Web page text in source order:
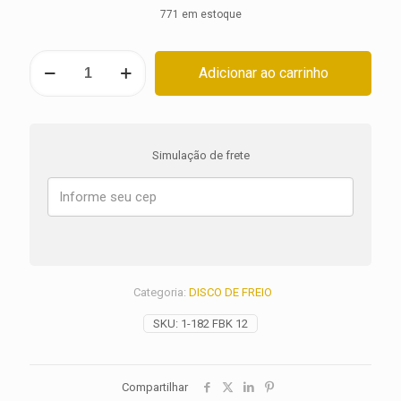
771 em estoque
Trike
Adicionar ao carrinho
Simulação de frete
SKU: 1-182 FBK 12
Categoria: DISCO DE FREIO
Compartilhar